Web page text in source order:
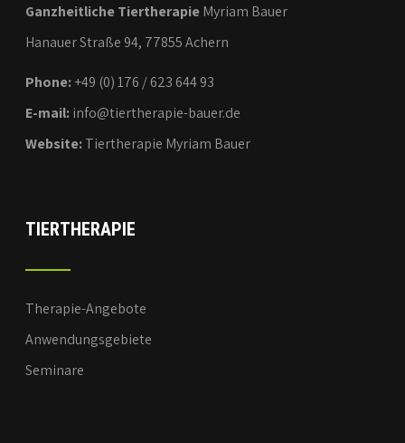
Ganzheitliche TiertherapieMyriam Bauer
Hanauer Straße 94, 77855 Achern
Phone:+49 (0) 176 / 623 644 93
E-mail:info@tiertherapie-bauer.de
Website:Tiertherapie Myriam Bauer
TIERTHERAPIE
Therapie-Angebote
Anwendungsgebiete
Seminare